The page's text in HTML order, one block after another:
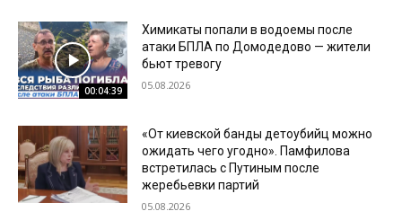
00:04:39
Химикаты попали в водоемы после
атаки БПЛА по Домодедово — жители
бьют тревогу
05.08.2026
«От киевской банды детоубийц можно
ожидать чего угодно». Памфилова
встретилась с Путиным после
жеребьевки партий
05.08.2026